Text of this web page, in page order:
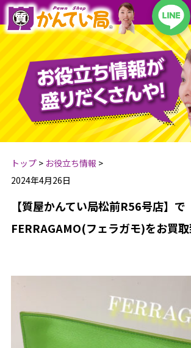
トップ> お役立ち情報 >
2024年4月26日
【質屋かんてい局松前R56号店】で
FERRAGAMO(フェラガモ)をお買取